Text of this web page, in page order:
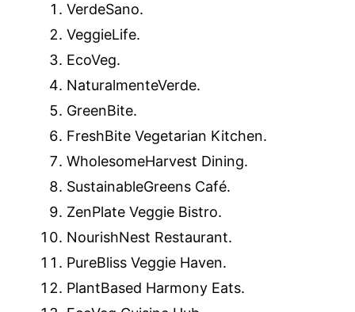
VerdeSano.
VeggieLife.
EcoVeg.
NaturalmenteVerde.
GreenBite.
FreshBite Vegetarian Kitchen.
WholesomeHarvest Dining.
SustainableGreens Café.
ZenPlate Veggie Bistro.
NourishNest Restaurant.
PureBliss Veggie Haven.
PlantBased Harmony Eats.